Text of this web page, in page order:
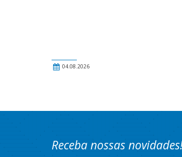
04.08.2026
Receba nossas